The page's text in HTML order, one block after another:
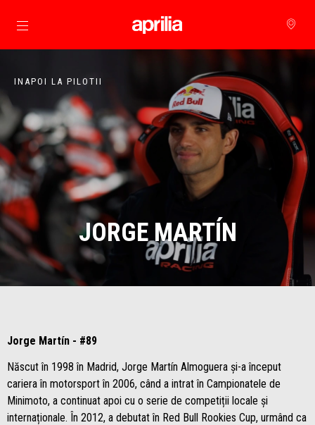
Alege continutul principal
INAPOI LA PILOTII
JORGE MARTÍN
Jorge Martín - #89
Născut în 1998 în Madrid, Jorge Martín Almoguera și-a început
cariera în motorsport în 2006, când a intrat în Campionatele de
Minimoto, a continuat apoi cu o serie de competiții locale și
internaționale. În 2012, a debutat în Red Bull Rookies Cup, urmând ca